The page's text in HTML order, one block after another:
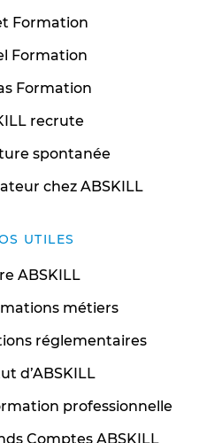
Formation
Formation
Formation
recrute
spontanée
chez ABSKILL
UTILES
ABSKILL
métiers
réglementaires
d’ABSKILL
professionnelle
Comptes ABSKILL